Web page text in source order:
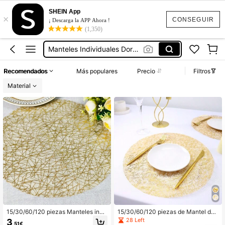
CONSEGUIR
×
SHEIN App
¡ Descarga la APP Ahora !
(1,350)
Salvamantel Individual
Servilletas Papel
Recomendados Más populares Precio
Filtros
Material
15/30/60/120 piezas Manteles indi
viduales de tul navideños, con patr
3,51€
15/30/60/120 piezas de Mantel des
echable de encaje y lámina de oro,
28 Left